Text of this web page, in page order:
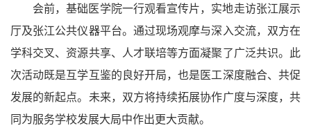
会前，基础医学院一行观看宣传片，实地走访张江展示
厅及张江公共仪器平台。通过现场观摩与深入交流，双方在
学科交叉、资源共享、人才联培等方面凝聚了广泛共识。此
次活动既是互学互鉴的良好开局，也是医工深度融合、共促
发展的新起点。未来，双方将持续拓展协作广度与深度，共
同为服务学校发展大局中作出更大贡献。